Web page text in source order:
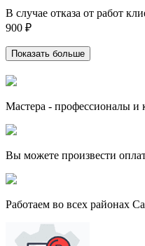
В случае отказа от работ
900 ₽
Показать больше
Мастера - профессионалы и
Вы можете произвести
Работаем во всех районах